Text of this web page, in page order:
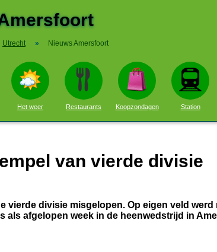
Utrecht » Nieuws Amersfoort
Het weer Restaurants Koopzondagen Station
van vierde divisie
vierde divisie misgelopen. Op eigen veld werd
als afgelopen week in de heenwedstrijd in